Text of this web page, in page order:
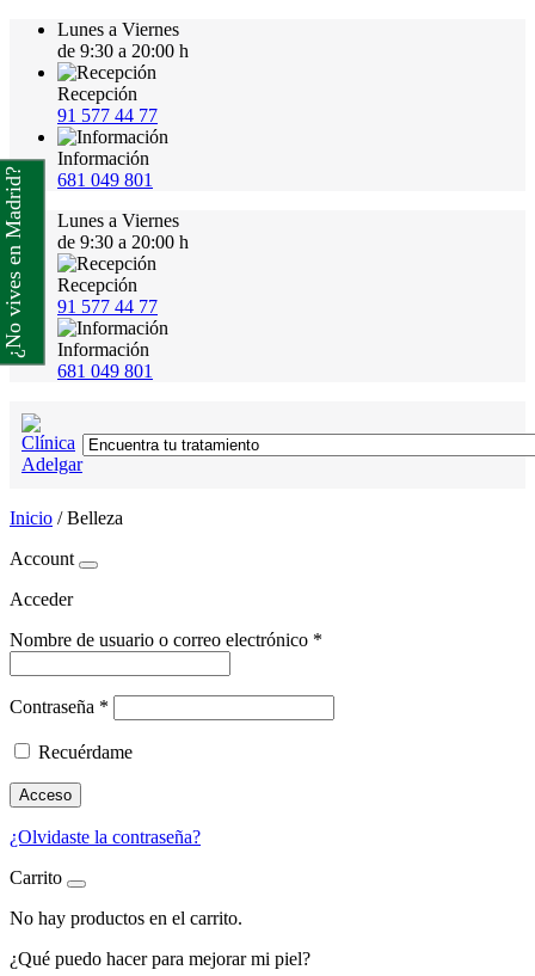
Lunes a Viernes
de 9:30 a 20:00 h
Recepción
91 577 44 77
Información
681 049 801
Lunes a Viernes
de 9:30 a 20:00 h
Recepción
91 577 44 77
Información
681 049 801
Inicio /Belleza
Account
Acceder
Nombre de usuario o correo electrónico *
Contraseña *
Recuérdame
Acceso
¿Olvidaste la contraseña?
Carrito
No hay productos en el carrito.
¿Qué puedo hacer para mejorar mi piel?
¿No vives en Madrid?